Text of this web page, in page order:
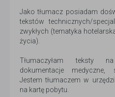
Jako tłumacz posiadam
tekstów technicznych/
zwykłych (tematyka
życia).
Tłumaczyłam teksty
dokumentacje medyczne,
Jestem tłumaczem w
na kartę pobytu.